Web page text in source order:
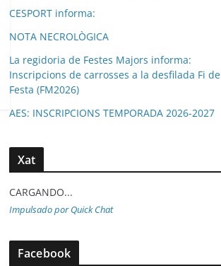
CESPORT informa:
NOTA NECROLÒGICA
La regidoria de Festes Majors informa:
Inscripcions de carrosses a la desfilada Fi de
Festa (FM2026)
AES: INSCRIPCIONS TEMPORADA 2026-2027
Xat
CARGANDO...
Impulsado por Quick Chat
Facebook